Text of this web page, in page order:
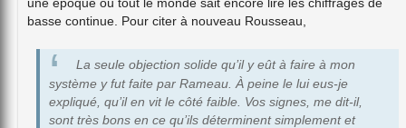
une époque où tout le monde sait encore lire les chiffrages de
basse continue. Pour citer à nouveau Rousseau,
La seule objection solide qu’il y eût à faire à mon
système y fut faite par Rameau. À peine le lui eus-je
expliqué, qu’il en vit le côté faible. Vos signes, me dit-il,
sont très bons en ce qu’ils déterminent simplement et